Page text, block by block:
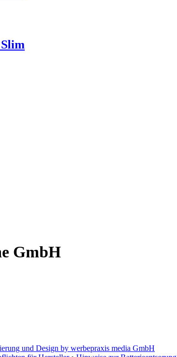
GmbH
und Design by werbepraxis media GmbH